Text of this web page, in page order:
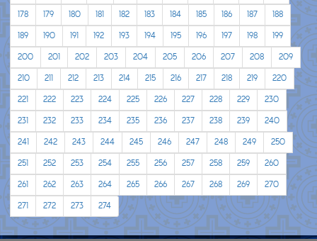
178
179 180 181 182 183 184 185 186 187
188
189
190 191 192 193 194 195 196 197 198
199
200
201 202 203 204 205 206 207 208
209
210
211 212 213 214 215 216 217 218 219
220
221
222 223 224 225 226 227 228 229
230
231
232 233 234 235 236 237 238 239
240
241
242 243 244 245 246 247 248 249
250
251
252 253 254 255 256 257 258 259
260
261
262 263 264 265 266 267 268 269
270
271
272 273 274